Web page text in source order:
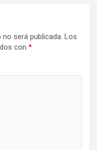
será publicada. Los
con *